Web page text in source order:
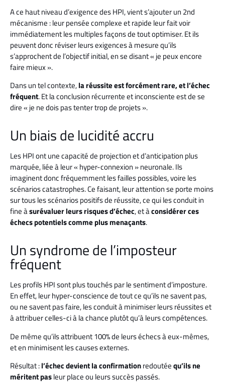
A ce haut niveau d’exigence des HPI, vient s’ajouter un 2nd
mécanisme : leur pensée complexe et rapide leur fait voir
immédiatement les multiples façons de tout optimiser. Et ils
peuvent donc réviser leurs exigences à mesure qu’ils
s’approchent de l’objectif initial, en se disant « je peux encore
faire mieux ».
Dans un tel contexte,la réussite est forcément rare, et l’échec
fréquent. Et la conclusion récurrente et inconsciente est de se
dire « je ne dois pas tenter trop de projets ».
Un biais de lucidité accru
Les HPI ont une capacité de projection et d’anticipation plus
marquée, liée à leur « hyper-connexion » neuronale. Ils
imaginent donc fréquemment les failles possibles, voire les
scénarios catastrophes. Ce faisant, leur attention se porte moins
sur tous les scénarios positifs de réussite, ce qui les conduit in
fine àsurévaluer leurs risques d’échec, et àconsidérer ces
échecs potentiels comme plus menaçants.
Un syndrome de l’imposteur
fréquent
Les profils HPI sont plus touchés par le sentiment d’imposture.
En effet, leur hyper-conscience de tout ce qu’ils ne savent pas,
ou ne savent pas faire, les conduit à minimiser leurs réussites et
à attribuer celles-ci à la chance plutôt qu’à leurs compétences.
De même qu’ils attribuent 100% de leurs échecs à eux-mêmes,
et en minimisent les causes externes.
Résultat :l’échec devient la confirmationredoutéequ’ils ne
méritent pasleur place ou leurs succès passés.